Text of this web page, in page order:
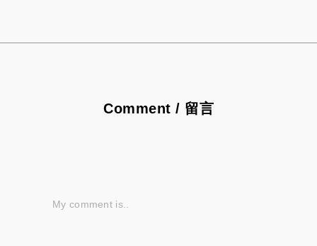
Comment / 留言
My comment is..